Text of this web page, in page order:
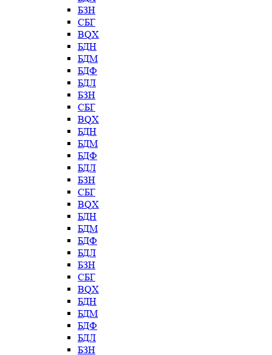
БЗН
СБГ
BQX
БДН
БДМ
БДФ
БДЛ
БЗН
СБГ
BQX
БДН
БДМ
БДФ
БДЛ
БЗН
СБГ
BQX
БДН
БДМ
БДФ
БДЛ
БЗН
СБГ
BQX
БДН
БДМ
БДФ
БДЛ
БЗН